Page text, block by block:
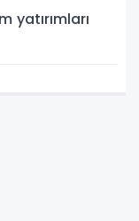
yatırımları